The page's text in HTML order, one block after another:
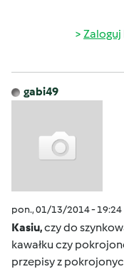
Zaloguj
gabi49
pon., 01/13/2014 - 19:24
Kasiu,czy do
kawałku czy
przepisy z